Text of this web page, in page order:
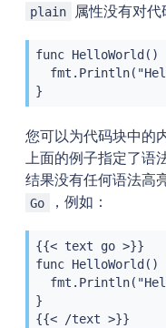
plain 属性没有对代
func HelloWorld()
}
您可以为代码块中的
上面的例子指定了语
结果没有任何语法高
Go ，例如：
{{< text go >}}
func HelloWorld()
}
{{< /text >}}